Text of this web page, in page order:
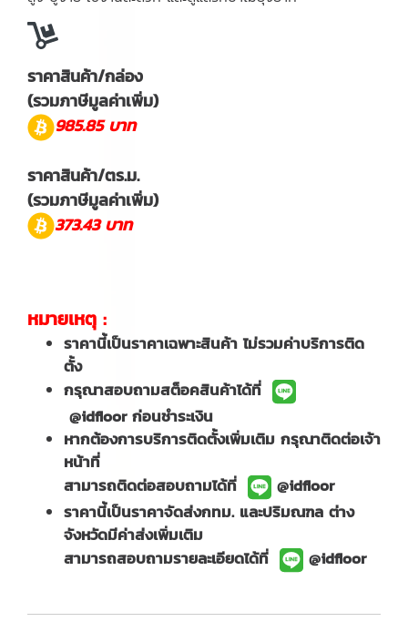
ราคาสินค้า/กล่อง
(รวมภาษีมูลค่าเพิ่ม)
985.85 บาท
ราคาสินค้า/ตร.ม.
(รวมภาษีมูลค่าเพิ่ม)
373.43 บาท
หมายเหตุ :
ราคานี้เป็นราคาเฉพาะสินค้า ไม่รวมค่าบริการติด
ตั้ง
กรุณาสอบถามสต็อคสินค้าได้ที่
@idfloor ก่อนชำระเงิน
หากต้องการบริการติดตั้งเพิ่มเติม กรุณาติดต่อเจ้า
หน้าที่
สามารถติดต่อสอบถามได้ที่
@idfloor
ราคานี้เป็นราคาจัดส่งกทม. และปริมณฑล ต่าง
จังหวัดมีค่าส่งเพิ่มเติม
สามารถสอบถามรายละเอียดได้ที่
@idfloor